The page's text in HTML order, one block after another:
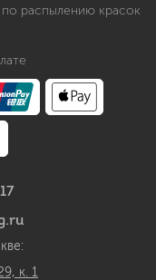
по распылению красок
к. 1